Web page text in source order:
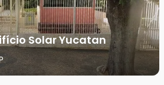
Solar Yucatan